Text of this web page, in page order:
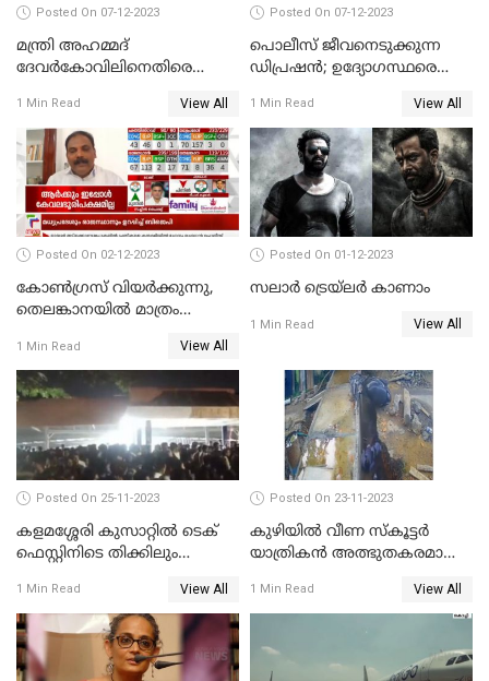
Posted On 07-12-2023
മന്ത്രി അഹമ്മദ്
ദേവർകോവിലിനെതിരെ
ആരോപണത്തിൽ
അന്വേഷണം
1 Min Read View All
Posted On 07-12-2023
പൊലീസ് ജീവനെടുക്കുന്ന
ഡിപ്രഷൻ; ഉദ്യോഗസ്ഥരെ
നടപടികളുമായി ഡിജിപി
1 Min Read View All
Posted On 02-12-2023
കോണ്‍ഗ്രസ് വിയര്‍ക്കുന്നു,
തെലങ്കാനയില്‍ മാത്രം
1 Min Read View All
Posted On 01-12-2023
സലാര്‍ ട്രെയ്‌ലർ കാണാം
1 Min Read View All
Posted On 25-11-2023
കളമശ്ശേരി കുസാറ്റില്‍ ടെക്
ഫെസ്റ്റിനിടെ തിക്കിലും
1 Min Read View All
Posted On 23-11-2023
കുഴിയിൽ വീണ സ്കൂട്ടർ
യാത്രികൻ അത്ഭുതകരമായി
1 Min Read View All